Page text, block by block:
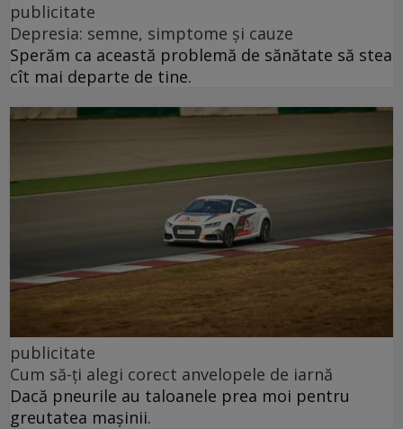
publicitate
Depresia: semne, simptome și cauze
Sperăm ca această problemă de sănătate să stea
cît mai departe de tine.
publicitate
Cum să-ți alegi corect anvelopele de iarnă
Dacă pneurile au taloanele prea moi pentru
greutatea mașinii.